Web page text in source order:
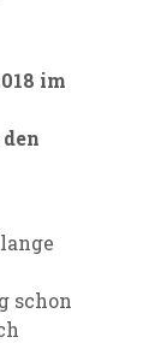
im
schon